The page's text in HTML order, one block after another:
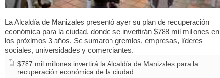
La Alcaldía de Manizales presentó ayer su plan de recuperación
económica para la ciudad, donde se invertirán $788 mil millones en
los próximos 3 años. Se sumaron gremios, empresas, líderes
sociales, universidades y comerciantes.
$787 mil millones invertirá la Alcaldía de Manizales para la
recuperación económica de la ciudad